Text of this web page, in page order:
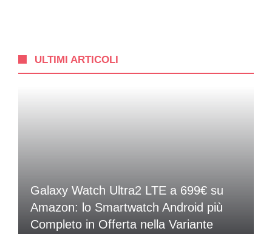
ULTIMI ARTICOLI
Galaxy Watch Ultra2 LTE a 699€ su
Amazon: lo Smartwatch Android più
Completo in Offerta nella Variante